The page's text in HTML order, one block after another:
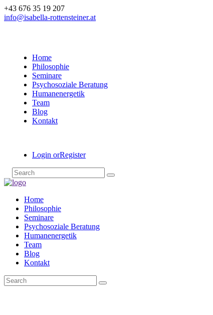
+43 676 35 19 207
info@isabella-rottensteiner.at
Home
Philosophie
Seminare
Psychosoziale Beratung
Humanenergetik
Team
Blog
Kontakt
Login orRegister
Home
Philosophie
Seminare
Psychosoziale Beratung
Humanenergetik
Team
Blog
Kontakt